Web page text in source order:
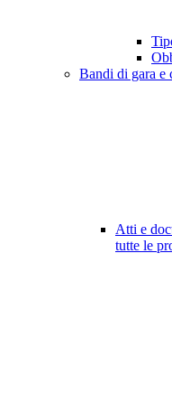
Bandi di gara e
Atti e
tutte le